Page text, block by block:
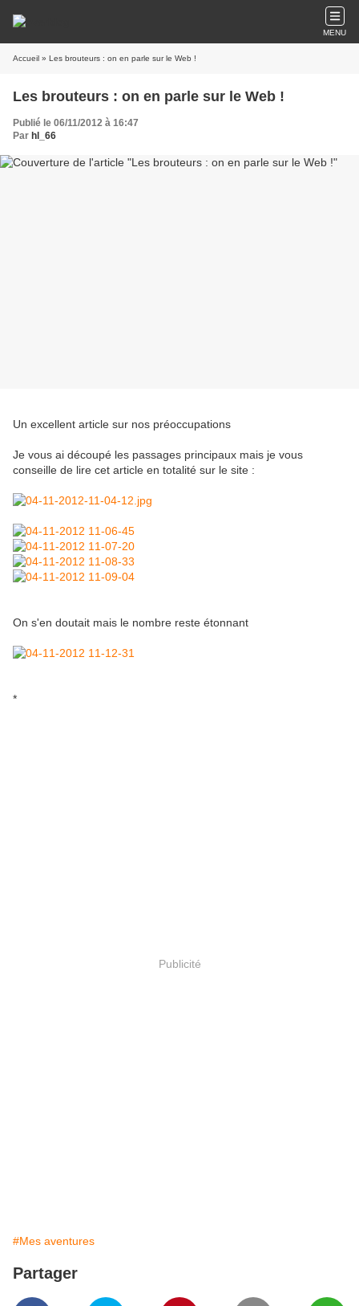
MENU
Accueil » Les brouteurs : on en parle sur le Web !
Les brouteurs : on en parle sur le Web !
Publié le 06/11/2012 à 16:47
Par hl_66
Un excellent article sur nos préoccupations
Je vous ai découpé les passages principaux mais je vous
conseille de lire cet article en totalité sur le site :
On s'en doutait mais le nombre reste étonnant
*
Publicité
#Mes aventures
Partager